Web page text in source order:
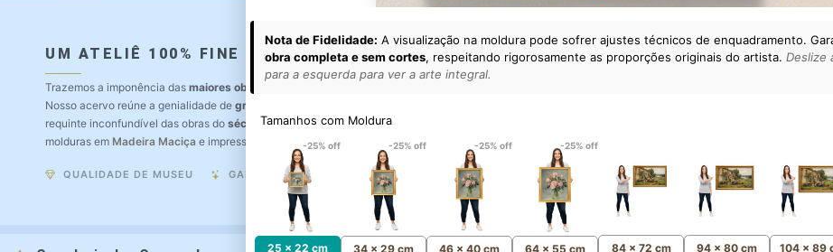
UM ATELIÊ 100% FINE ART
Trazemos a imponência das maiores obras de arte do mundo
Nosso acervo reúne a genialidade de grandes pintores renomados
requinte inconfundível das obras do século XIX. Produção artesanal em
molduras em Madeira Maciça e impressão com Pigmentação Mineral.
QUALIDADE DE MUSEU GARANTIA ETERNA
Nota de Fidelidade: A visualização na moldura pode sofrer ajustes técnicos de enquadramento.
obra completa e sem cortes, respeitando rigorosamente as proporções originais do artista. Deslize
para a esquerda para ver a arte integral.
Tamanhos com Moldura
-25% off
25 x 22 cm
-25% off
34 x 29 cm
-25% off
46 x 40 cm
-25% off
64 x 55 cm 84 x 72 cm 94 x 80 cm 104 x 89